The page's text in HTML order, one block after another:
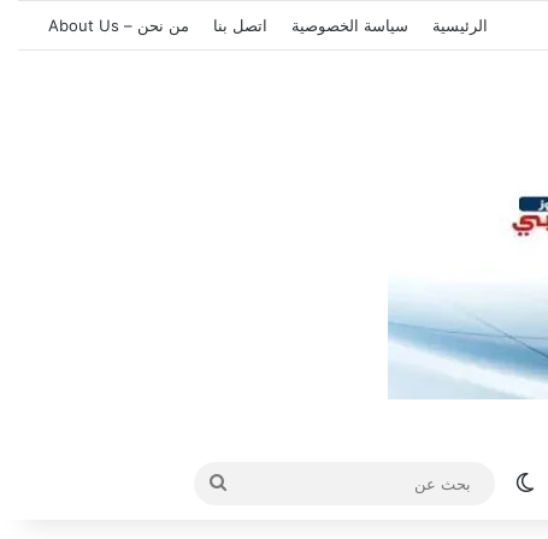
الرئيسية سياسة الخصوصية اتصل بنا من نحن – About Us
الوضع المظلم
بحث